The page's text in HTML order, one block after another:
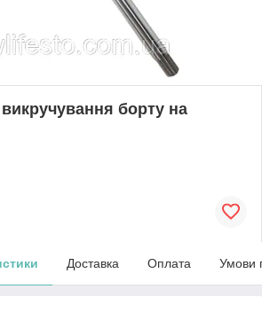
борту на
Доставка Оплата Умови